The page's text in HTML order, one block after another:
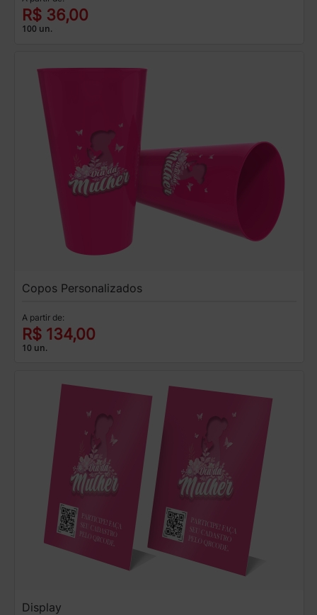
R$ 36,00
100 un.
Copos Personalizados
A partir de:
R$ 134,00
10 un.
Display